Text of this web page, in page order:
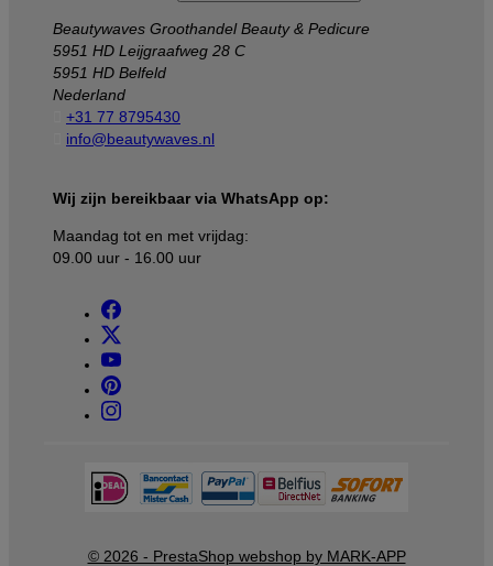
Beautywaves Groothandel Beauty & Pedicure
5951 HD Leijgraafweg 28 C
5951 HD Belfeld
Nederland
+31 77 8795430
info@beautywaves.nl
Wij zijn bereikbaar via WhatsApp op:
Maandag tot en met vrijdag:
09.00 uur - 16.00 uur
© 2026 - PrestaShop webshop by MARK-APP